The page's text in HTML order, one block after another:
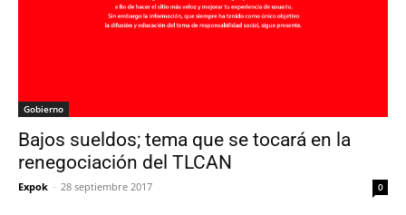
Gobierno
Bajos sueldos; tema que se tocará en la
renegociación del TLCAN
Expok - 28 septiembre 2017 0